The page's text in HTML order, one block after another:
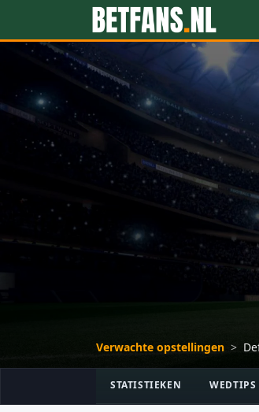
Verwachte opstellingen >
STATISTIEKEN WEDTIPS